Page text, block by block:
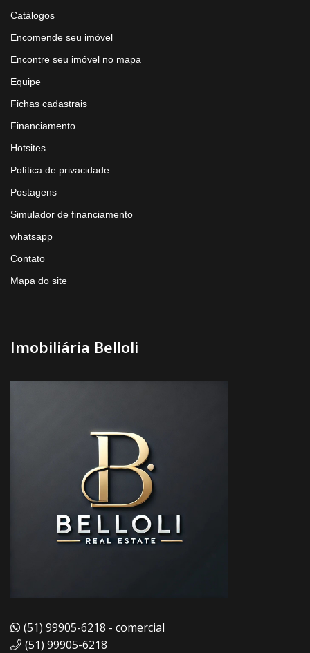
Catálogos
Encomende seu imóvel
Encontre seu imóvel no mapa
Equipe
Fichas cadastrais
Financiamento
Hotsites
Política de privacidade
Postagens
Simulador de financiamento
whatsapp
Contato
Mapa do site
Imobiliária Belloli
(51) 99905-6218 - comercial
(51) 99905-6218